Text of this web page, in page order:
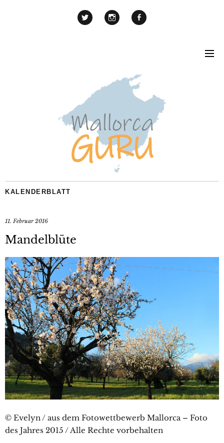
KALENDERBLATT
11. Februar 2016
Mandelblüte
© Evelyn / aus dem Fotowettbewerb Mallorca – Foto
des Jahres 2015 / Alle Rechte vorbehalten